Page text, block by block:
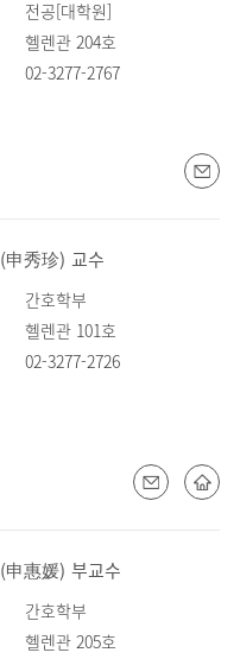
전공[대학원]
헬렌관 204호
02-3277-2767
(申秀珍) 교수
간호학부
헬렌관 101호
02-3277-2726
(申惠媛) 부교수
간호학부
헬렌관 205호